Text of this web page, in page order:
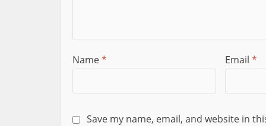
Name* Email *
Save my name, email, and website in